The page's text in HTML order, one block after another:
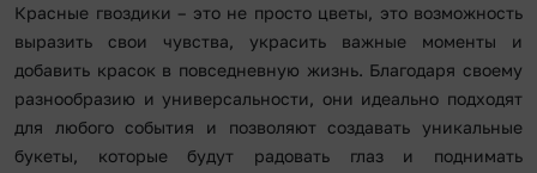
Красные гвоздики – это не просто цветы, это возможность
выразить свои чувства, украсить важные моменты и
добавить красок в повседневную жизнь. Благодаря своему
разнообразию и универсальности, они идеально подходят
для любого события и позволяют создавать уникальные
букеты, которые будут радовать глаз и поднимать